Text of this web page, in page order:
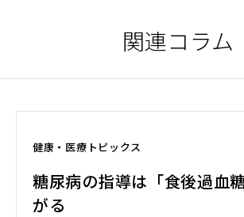
関連コラム
健康・医療トピックス
糖尿病の指導は「食後過血
がる